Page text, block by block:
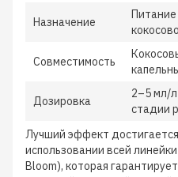
Назначение
Совместимость
Дозировка
2–5 мл/
стадии
Лучший эффект
использовании всей линейки
Bloom), которая